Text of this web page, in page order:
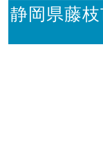
静岡県藤